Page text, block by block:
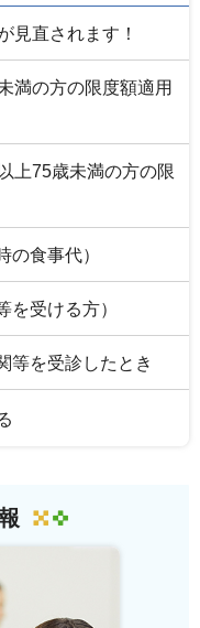
見直されます！
満の方の限度額適用
上75歳未満の方の限
の食事代）
を受ける方）
等を受診したとき